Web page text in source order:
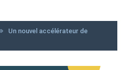
Un nouvel accélérateur de